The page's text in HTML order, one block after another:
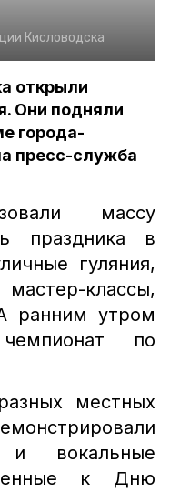
Кисловодска
открыли
Они подняли
города-
пресс-служба
массу
праздника в
гуляния,
классы,
ранним утром
по
местных
и вокальные
к Дню